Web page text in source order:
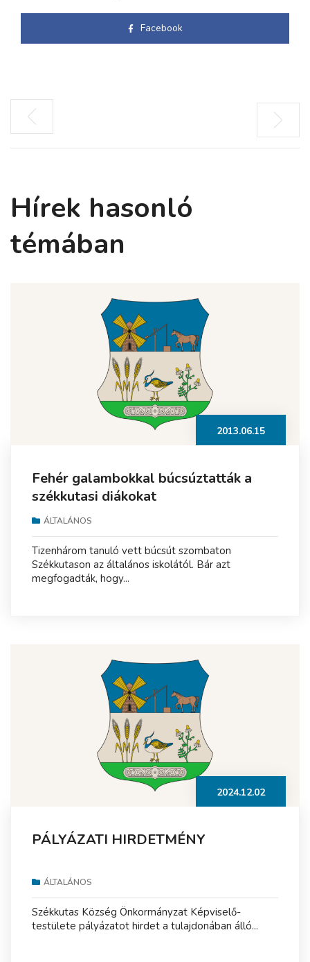
Facebook
Hírek hasonló
témában
2013.06.15
Fehér galambokkal búcsúztatták a
székkutasi diákokat
ÁLTALÁNOS
Tizenhárom tanuló vett búcsút szombaton
Székkutason az általános iskolától. Bár azt
megfogadták, hogy...
2024.12.02
PÁLYÁZATI HIRDETMÉNY
ÁLTALÁNOS
Székkutas Község Önkormányzat Képviselő-
testülete pályázatot hirdet a tulajdonában álló...